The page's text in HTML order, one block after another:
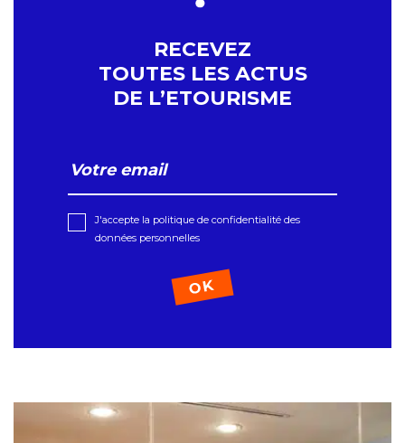
RECEVEZ
TOUTES LES ACTUS
DE L’ETOURISME
J'accepte la politique de confidentialité des
données personnelles